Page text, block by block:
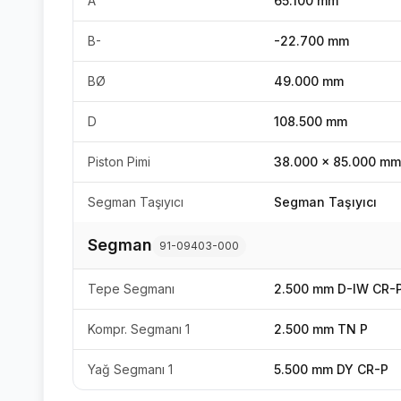
B- -22.700 mm
BØ 49.000 mm
D 108.500 mm
Piston Pimi 38.000 x 85.000 mm
Segman Taşıyıcı Segman Taşıyıcı
Segman 91-09403-000
Tepe Segmanı 2.500 mm D-IW CR-
Kompr. Segmanı 1 2.500 mm TN P
Yağ Segmanı 1 5.500 mm DY CR-P